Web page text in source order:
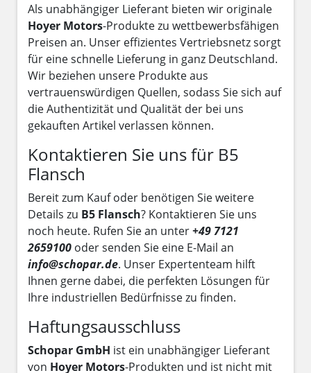
Als unabhängiger Lieferant bieten wir originale
Hoyer Motors-Produkte zu wettbewerbsfähigen
Preisen an. Unser effizientes Vertriebsnetz sorgt
für eine schnelle Lieferung in ganz Deutschland.
Wir beziehen unsere Produkte aus
vertrauenswürdigen Quellen, sodass Sie sich auf
die Authentizität und Qualität der bei uns
gekauften Artikel verlassen können.
Kontaktieren Sie uns für B5
Flansch
Bereit zum Kauf oder benötigen Sie weitere
Details zu B5 Flansch? Kontaktieren Sie uns
noch heute. Rufen Sie an unter+49 7121
2659100 oder senden Sie eine E-Mail an
info@schopar.de. Unser Expertenteam hilft
Ihnen gerne dabei, die perfekten Lösungen für
Ihre industriellen Bedürfnisse zu finden.
Haftungsausschluss
Schopar GmbH ist ein unabhängiger Lieferant
von Hoyer Motors-Produkten und ist nicht mit